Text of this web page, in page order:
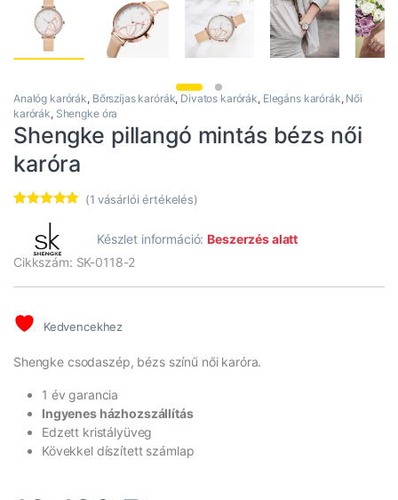
Analóg karórák, Bőrszíjas karórák, Divatos karórák, Elegáns karórák, Női
karórák, Shengke óra
Shengke pillangó mintás bézs női
karóra
értékelés
alapján
(1 vásárlói értékelés)
Készlet információ:Beszerzés alatt
Cikkszám: SK-0118-2
Kedvencekhez
Shengke csodaszép, bézs színű női karóra.
1 év garancia
Ingyenes házhozszállítás
Edzett kristályüveg
Kövekkel díszített számlap